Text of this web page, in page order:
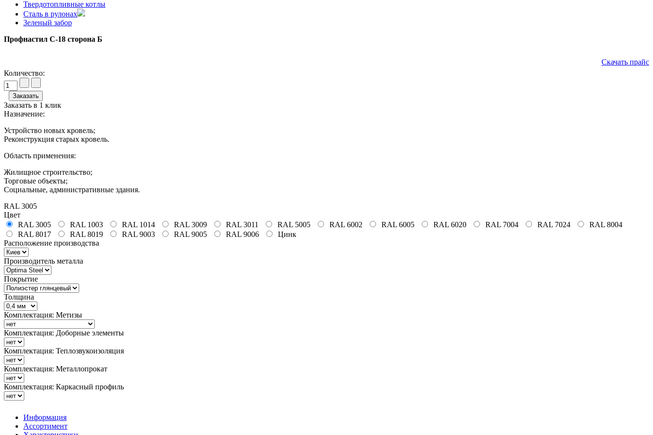
Твердотопливные котлы
Сталь в рулонах
Зеленый забор
Профнастил С-18 сторона Б
Скачать прайс
Количество:
Заказать в 1 клик
Назначение:
Устройство новых кровель;
Реконструкция старых кровель.
Область применения:
Жилищное строительство;
Торговые объекты;
Социальные, административные здания.
RAL 3005
Цвет
RAL 3005
RAL 1003 RAL 1014 RAL 3009 RAL 3011 RAL 5005 RAL 6002 RAL 6005 RAL 6020 RAL 7004 RAL 7024
RAL 8004
RAL 8017
RAL 8019 RAL 9003 RAL 9005 RAL 9006
Цинк
Расположение производства
Производитель металла
Покрытие
Толщина
Комплектация: Метизы
Комплектация: Доборные элементы
Комплектация: Теплозвукоизоляция
Комплектация: Металлопрокат
Комплектация: Каркасный профиль
Информация
Ассортимент